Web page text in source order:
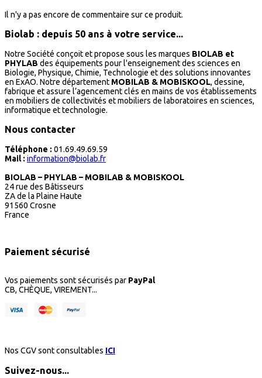
Il n'y a pas encore de commentaire sur ce produit.
Biolab : depuis 50 ans à votre service...
Notre Société conçoit et propose sous les marques BIOLAB et
PHYLAB des équipements pour l'enseignement des sciences en
Biologie, Physique, Chimie, Technologie et des solutions innovantes
en ExAO. Notre département MOBILAB & MOBISKOOL, dessine,
fabrique et assure l’agencement clés en mains de vos établissements
en mobiliers de collectivités et mobiliers de laboratoires en sciences,
informatique et technologie.
Nous contacter
Téléphone : 01.69.49.69.59
Mail : information@biolab.fr
BIOLAB – PHYLAB – MOBILAB & MOBISKOOL
24 rue des Bâtisseurs
ZA de la Plaine Haute
91560 Crosne
France
Paiement sécurisé
Vos paiements sont sécurisés par PayPal
CB, CHÈQUE, VIREMENT...
Nos CGV sont consultables ICI
Suivez-nous...